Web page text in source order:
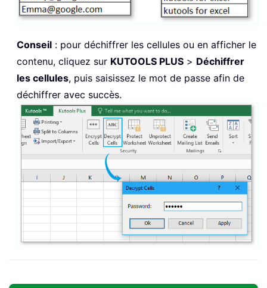
Conseil : pour déchiffrer les cellules ou en afficher le
contenu, cliquez sur KUTOOLS PLUS > Déchiffrer
les cellules, puis saisissez le mot de passe afin de
déchiffrer avec succès.